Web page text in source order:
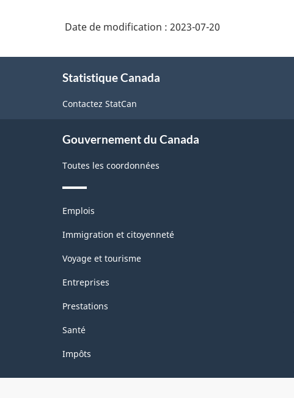
de
Nord
(SCPAN)
2022
version
1.0
-
Structure
la
classification
de
pour
taxi
Date de modification : 2023-07-20
Statistique Canada
Contactez StatCan
Gouvernement du Canada
Toutes les coordonnées
Thèmes
sujets
Emplois
Immigration et citoyenneté
Voyage et tourisme
Entreprises
Prestations
Santé
Impôts